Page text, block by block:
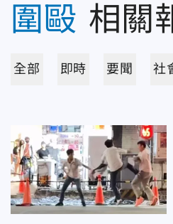
圍毆 相關
全部 即時 要聞 社